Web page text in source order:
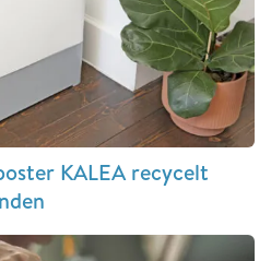
KALEA recycelt